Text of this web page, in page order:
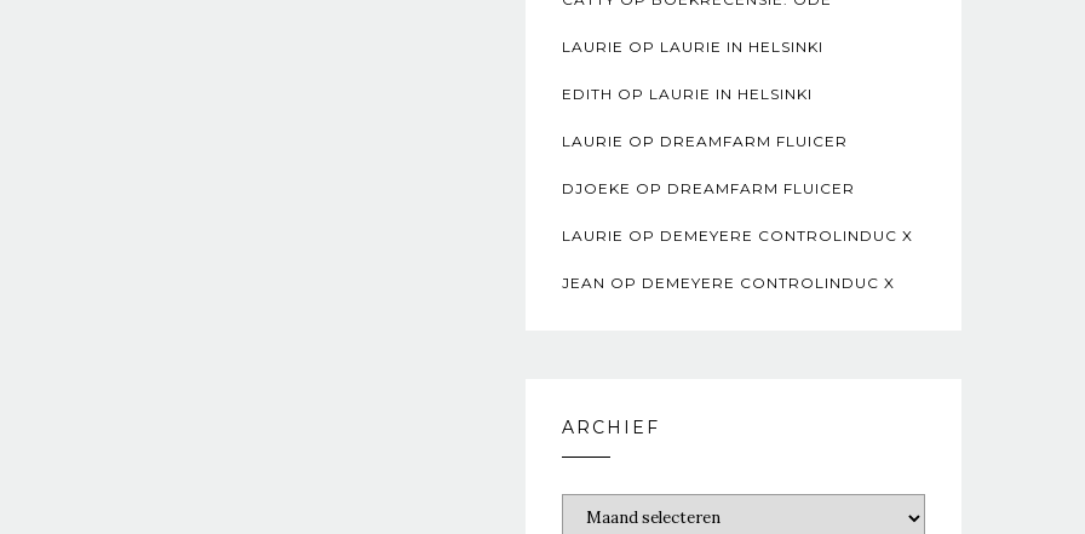
LAURIE OP LAURIE IN HELSINKI
EDITH OP LAURIE IN HELSINKI
LAURIE OP DREAMFARM FLUICER
DJOEKE OP DREAMFARM FLUICER
LAURIE OP DEMEYERE CONTROLINDUC X
JEAN OP DEMEYERE CONTROLINDUC X
ARCHIEF